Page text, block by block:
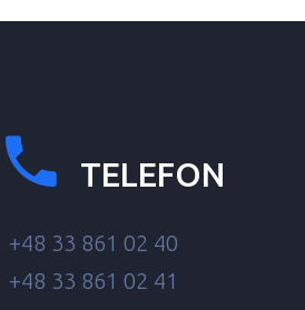
TELEFON
+48 33 861 02 40
+48 33 861 02 41